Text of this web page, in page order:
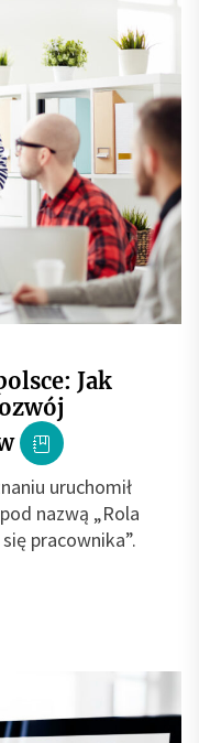
Jak
uruchomił
nazwą „Rola
pracownika”.